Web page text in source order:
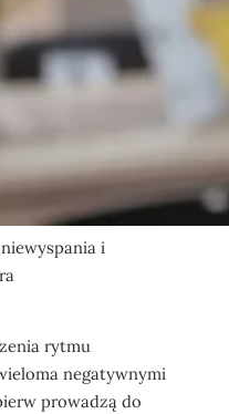
i
rytmu
negatywnymi
prowadzą do